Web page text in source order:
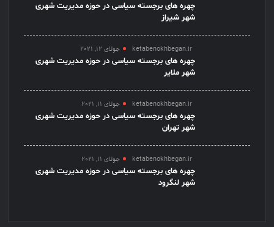
چهره های برجسته سیاسی در حوزه مدیریت شهری
شهر شیراز
ketabenokhbegan.ir جولای 12, 2021
چهره های برجسته سیاسی در حوزه مدیریت شهری
شهر ملایر
ketabenokhbegan.ir جولای 11, 2021
چهره های برجسته سیاسی در حوزه مدیریت شهری
شهر تهران
ketabenokhbegan.ir جولای 11, 2021
چهره های برجسته سیاسی در حوزه مدیریت شهری
شهر لنگرود